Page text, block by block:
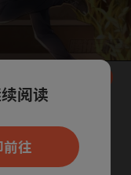
免费看
开App新用
阅读
前往